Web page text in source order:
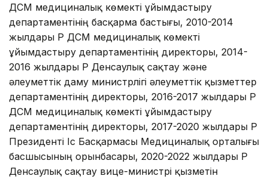
ДСМ медициналық көмекті ұйымдастыру
департаментінің басқарма бастығы, 2010-2014
жылдары ҚР ДСМ медициналық көмекті
ұйымдастыру департаментінің директоры, 2014-
2016 жылдары ҚР Денсаулық сақтау және
әлеуметтік даму министрлігі әлеуметтік қызметтер
департаментінің директоры, 2016-2017 жылдары ҚР
ДСМ медициналық көмекті ұйымдастыру
департаментінің директоры, 2017-2020 жылдары ҚР
Президенті Іс Басқармасы Медициналық орталығы
басшысының орынбасары, 2020-2022 жылдары ҚР
Денсаулық сақтау вице-министрі қызметін